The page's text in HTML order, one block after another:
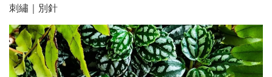
刺繡｜別針